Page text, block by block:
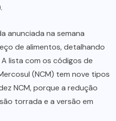
anunciada na semana
de alimentos, detalhando
lista com os códigos de
(NCM) tem nove tipos
NCM, porque a redução
torrada e a versão em